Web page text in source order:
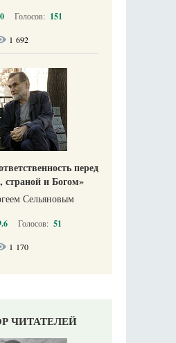
Голосов: 151
1 692
перед
страной и Богом»
Сельяновым
Голосов: 51
1 170
ЧИТАТЕЛЕЙ